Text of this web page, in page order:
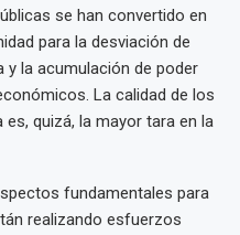
se han convertido en
para la desviación de
la acumulación de poder
La calidad de los
quizá, la mayor tara en la
fundamentales para
realizando esfuerzos